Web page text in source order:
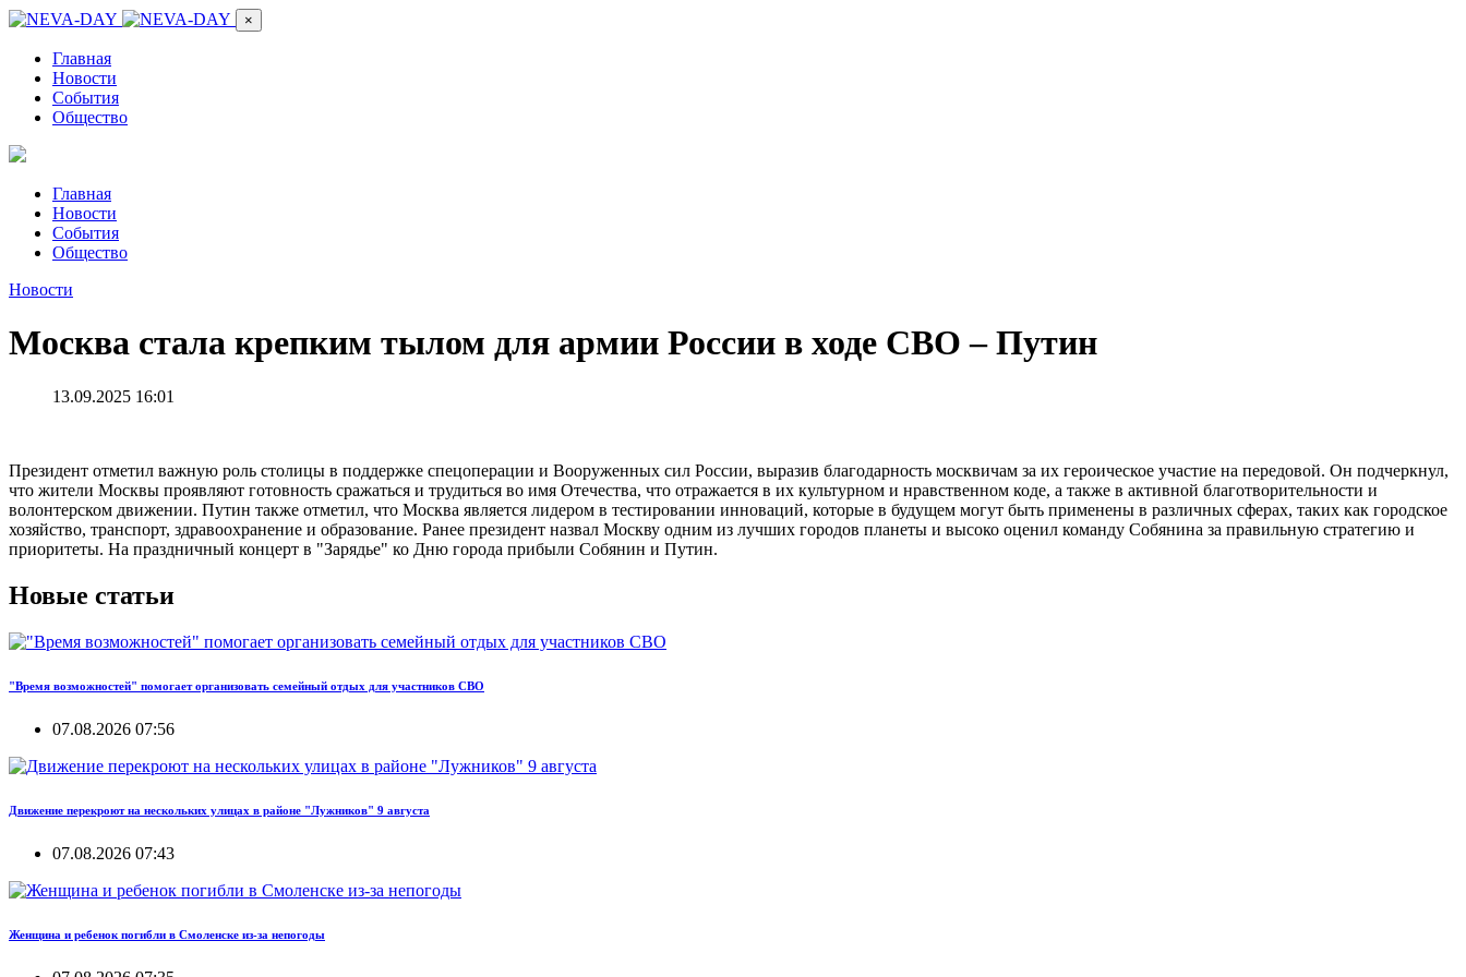
×
Главная
Новости
События
Общество
Главная
Новости
События
Общество
Новости
Москва стала крепким тылом для армии России в ходе СВО – Путин
13.09.2025 16:01
Президент отметил важную роль столицы в поддержке спецоперации и Вооруженных сил России, выразив благодарность москвичам за их героическое участие на передовой. Он подчеркнул,
что жители Москвы проявляют готовность сражаться и трудиться во имя Отечества, что отражается в их культурном и нравственном коде, а также в активной благотворительности и
волонтерском движении. Путин также отметил, что Москва является лидером в тестировании инноваций, которые в будущем могут быть применены в различных сферах, таких как городское
хозяйство, транспорт, здравоохранение и образование. Ранее президент назвал Москву одним из лучших городов планеты и высоко оценил команду Собянина за правильную стратегию и
приоритеты. На праздничный концерт в "Зарядье" ко Дню города прибыли Собянин и Путин.
Новые статьи
"Время возможностей" помогает организовать семейный отдых для участников СВО
07.08.2026 07:56
Движение перекроют на нескольких улицах в районе "Лужников" 9 августа
07.08.2026 07:43
Женщина и ребенок погибли в Смоленске из-за непогоды